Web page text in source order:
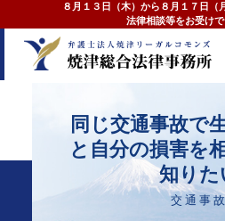
８月１３日（木）から８月１７日（
法律相談等をお受けで
同じ交通事故で
と自分の損害を
知りた
交通事